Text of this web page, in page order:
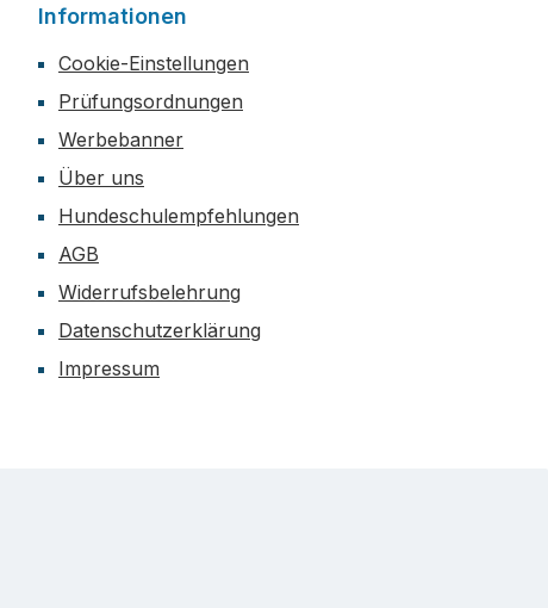
Informationen
Cookie-Einstellungen
Prüfungsordnungen
Werbebanner
Über uns
Hundeschulempfehlungen
AGB
Widerrufsbelehrung
Datenschutzerklärung
Impressum